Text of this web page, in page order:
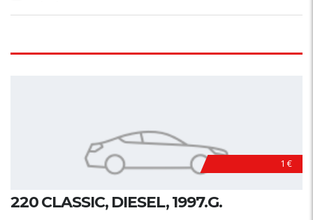
1 €
220 CLASSIC, DIESEL, 1997.G.